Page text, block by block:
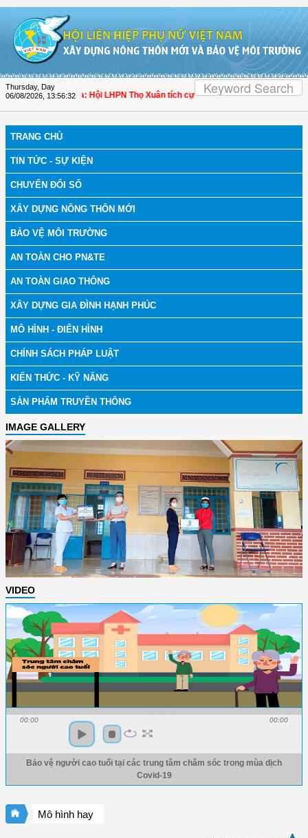
Thursday, Day
06/08/2026 13:56:33
| Thanh Hóa: Hội LHPN Thọ Xuân tích cực góp phần nâng cao tỷ lệ người
TRANG CHỦ
TIN TỨC - SỰ KIỆN
CHUYỂN ĐỔI SỐ
XÂY DỰNG NÔNG THÔN MỚI
BẢO VỆ MÔI TRƯỜNG
AN TOÀN CHO PN&TE
AN TOÀN GIAO THÔNG
XÂY DỰNG GIA ĐÌNH HẠNH PHÚC
MÔ HÌNH - ĐIỂN HÌNH
CHÍNH SÁCH PHÁP LUẬT
KIẾN THỨC - KỸ NĂNG
SẢN PHẨM TRUYỀN THÔNG
IMAGE GALLERY
VIDEO
00:00 00:00
Bảo vệ người cao tuổi tại các trung tâm chăm sóc trong mùa dịch
Covid-19
Mô hình hay